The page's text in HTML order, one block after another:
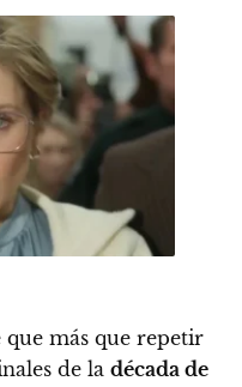
que más que repetir
de la década de